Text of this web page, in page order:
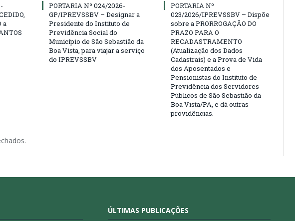
a
PORTARIA Nº 024/2026-
GP/IPREVSSBV – Designar a
Presidente do Instituto de
Previdência Social do
Município de São Sebastião da
Boa Vista, para viajar a serviço
do IPREVSSBV
PORTARIA Nº
023/2026/IPREVSSBV – Dispõe
sobre a PRORROGAÇÃO DO
PRAZO PARA O
RECADASTRAMENTO
(Atualização dos Dados
Cadastrais) e a Prova de Vida
dos Aposentados e
Pensionistas do Instituto de
Previdência dos Servidores
Públicos de São Sebastião da
Boa Vista/PA, e dá outras
providências.
ÚLTIMAS PUBLICAÇÕES